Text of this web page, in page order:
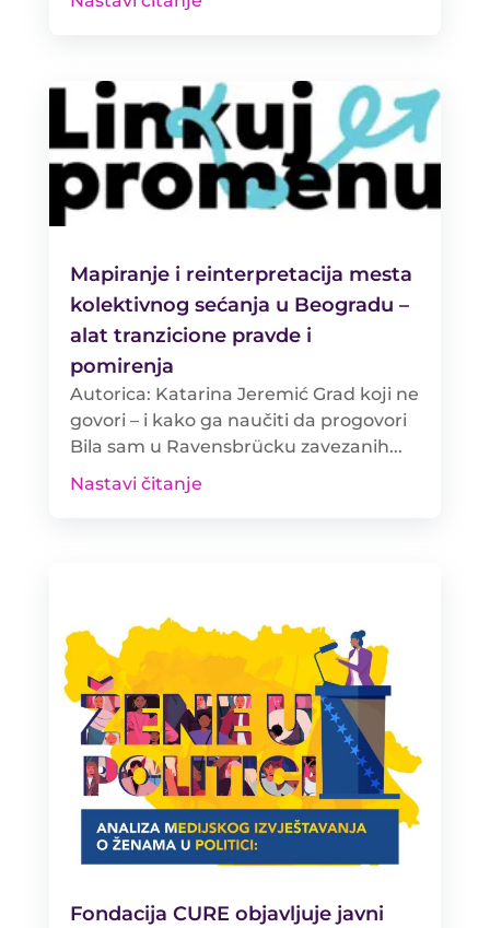
Mapiranje i reinterpretacija mesta
kolektivnog sećanja u Beogradu –
alat tranzicione pravde i
pomirenja
Autorica: Katarina Jeremić Grad koji ne
govori – i kako ga naučiti da progovori
Bila sam u Ravensbrücku zavezanih...
Nastavi čitanje
Fondacija CURE objavljuje javni